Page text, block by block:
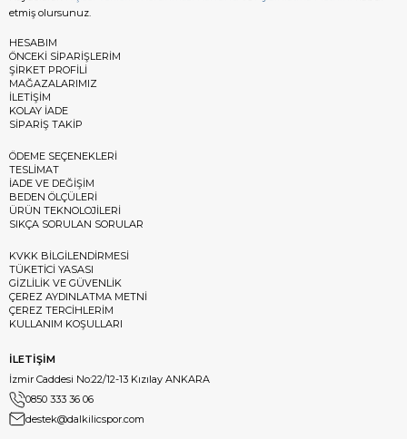
etmiş olursunuz.
HESABIM
ÖNCEKİ SİPARİŞLERİM
ŞİRKET PROFİLİ
MAĞAZALARIMIZ
İLETİŞİM
KOLAY İADE
SİPARİŞ TAKİP
ÖDEME SEÇENEKLERİ
TESLİMAT
İADE VE DEĞİŞİM
BEDEN ÖLÇÜLERİ
ÜRÜN TEKNOLOJİLERİ
SIKÇA SORULAN SORULAR
KVKK BİLGİLENDİRMESİ
TÜKETİCİ YASASI
GİZLİLİK VE GÜVENLİK
ÇEREZ AYDINLATMA METNİ
ÇEREZ TERCİHLERİM
KULLANIM KOŞULLARI
İLETİŞİM
İzmir Caddesi No:22/12-13 Kızılay ANKARA
0850 333 36 06
destek@dalkilicspor.com